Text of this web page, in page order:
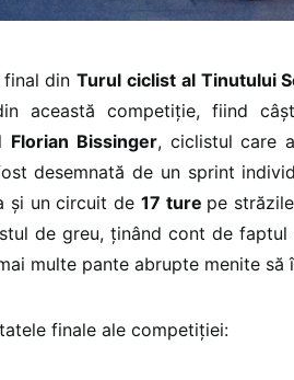
final dinTurul ciclist al Tinutului
această competiție, fiind
Florian Bissinger, ciclistul care
desemnată de un sprint
și un circuit de 17 ture pe
de greu, ținând cont de
multe pante abrupte menite
finale ale competiției: